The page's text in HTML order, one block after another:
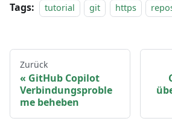
Tags: tutorial git https
Zurück
GitHub Copilot
Verbindungsproble
me beheben